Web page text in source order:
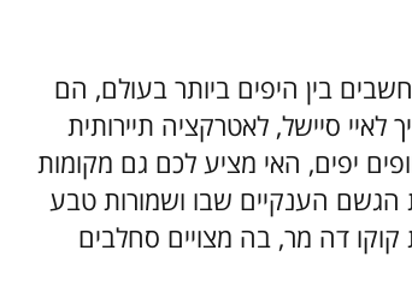
בין היפים ביותר בעולם, הם
סיישל, לאטרקציה תיירותית
יפים, האי מציע לכם גם מקומות
הגשם הענקיים שבו ושמורות טבע
קוקו דה מר, בה מצויים סחלבים